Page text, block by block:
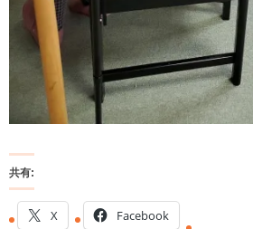
共有:
X Facebook